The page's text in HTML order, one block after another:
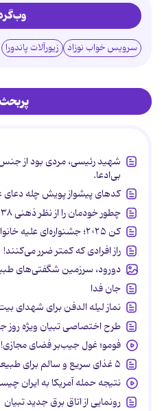
سرویس خواب نوزاد زیورآلات پاندورا
شهید رئیسی، مردی بود از
بی‌ادعا.
کدهای پیشواز پویش چله دعای
چطور خودمان را از نظر ذهنی ۳۸ برابر قوی‌تر کنیم؟
کن ۲۰۲۵؛ جشنواره‌ای علیه خانواده
راز افرادی که کمتر ضرر می‌کنند!
دورود، سرزمین شگفتی‌های
جان فدا
نماز لیله الدفن برای شهدای
طرح اختصاصی تبیان ویژه
فومو؛ غول جیب‌بر فضای مجازی!
۵ غذای سریع و سالم برای طبیعت‌گردی
نتیجه حمله آمریکا به ایران
رونمایی از اتاق برق جدید تبیان